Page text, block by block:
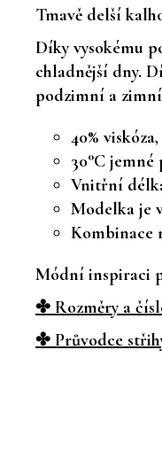
Tmavě delší
Díky vysokému
chladnější dny.
podzimní a
40%
30°C
Vnitřní
Modelka je
Kombinace
Módní inspiraci
✤ Rozměry a
✤ Průvodce